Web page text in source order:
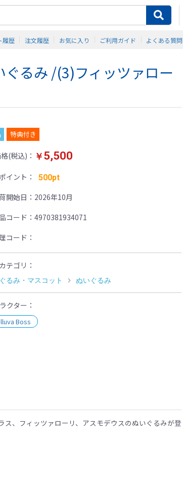
履歴 注文履歴 お気に入り ご利用ガイド よくある質問
ぐるみ /(3)フィッツァロー
特典付き
(税込) ￥5,500
イント 500pt
開始日
2026年10月
コード
4970381934071
コード
テゴリ
るみ・マスコット ぬいぐるみ
クター
Boss
、フィッツァローリ、アスモデウスのぬいぐるみが登